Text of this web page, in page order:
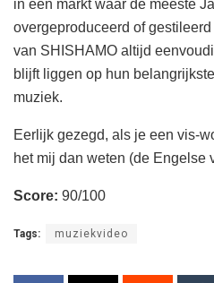
in een markt waar de meeste
overgeproduceerd of
van SHISHAMO altijd
blijft liggen op hun
muziek.
Eerlijk gezegd, als je een vis-
het mij dan weten (de Engelse
Score: 90/100
Tags: muziekvideo